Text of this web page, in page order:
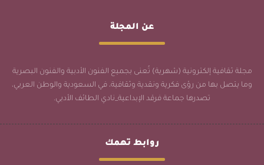
عن المجلة
مجلة ثقافية إلكترونية (شهرية) تُعنى بجميع الفنون الأدبية والفنون البصرية
وما يتصل بها من رؤى فكرية ونقدية وثقافية، في السعودية والوطن العربي،
تصدرها جماعة فرقد الإبداعية_نادي الطائف الأدبي.
روابط تهمك